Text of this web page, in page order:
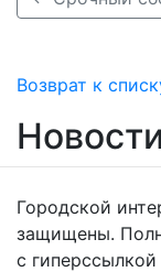
Возврат к
Городской
защищены.
с